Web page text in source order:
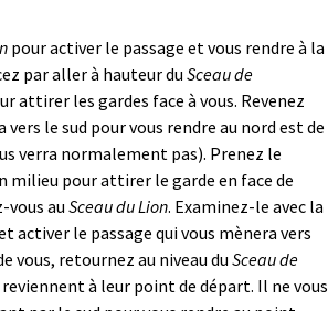
pour activer le passage et vous rendre à la
par aller à hauteur du Sceau de
attirer les gardes face à vous. Revenez
le sud pour vous rendre au nord est de
verra normalement pas). Prenez le
milieu pour attirer le garde en face de
vous au Sceau du Lion. Examinez-le avec la
activer le passage qui vous mènera vers
vous, retournez au niveau du Sceau de
à leur point de départ. Il ne vous